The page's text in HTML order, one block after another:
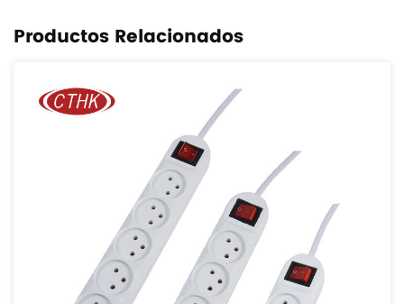
Productos Relacionados